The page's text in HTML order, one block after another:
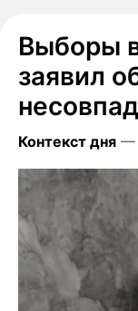
Выборы
заявил
Контекст дня —